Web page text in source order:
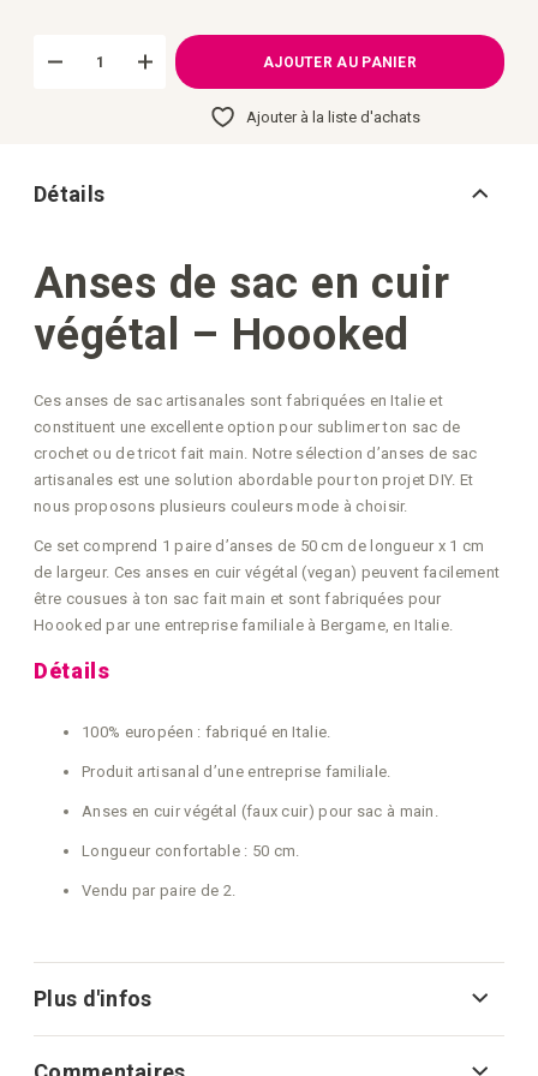
AJOUTER AU PANIER
Ajouter à la liste d'achats
Détails
Anses de sac en cuir
végétal – Hoooked
Ces anses de sac artisanales sont fabriquées en Italie et
constituent une excellente option pour sublimer ton sac de
crochet ou de tricot fait main. Notre sélection d’anses de sac
artisanales est une solution abordable pour ton projet DIY. Et
nous proposons plusieurs couleurs mode à choisir.
Ce set comprend 1 paire d’anses de 50 cm de longueur x 1 cm
de largeur. Ces anses en cuir végétal (vegan) peuvent facilement
être cousues à ton sac fait main et sont fabriquées pour
Hoooked par une entreprise familiale à Bergame, en Italie.
Détails
100% européen : fabriqué en Italie.
Produit artisanal d’une entreprise familiale.
Anses en cuir végétal (faux cuir) pour sac à main.
Longueur confortable : 50 cm.
Vendu par paire de 2.
Plus d'infos